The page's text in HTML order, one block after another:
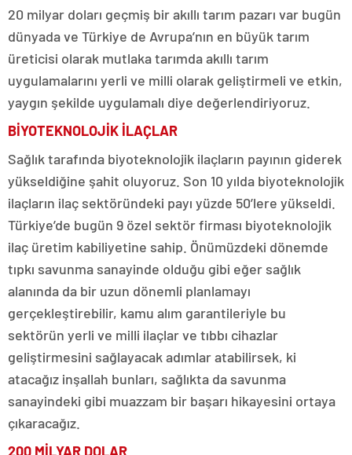
20 milyar doları geçmiş bir akıllı tarım pazarı var bugün
dünyada ve Türkiye de Avrupa’nın en büyük tarım
üreticisi olarak mutlaka tarımda akıllı tarım
uygulamalarını yerli ve milli olarak geliştirmeli ve etkin,
yaygın şekilde uygulamalı diye değerlendiriyoruz.
BİYOTEKNOLOJİK İLAÇLAR
Sağlık tarafında biyoteknolojik ilaçların payının giderek
yükseldiğine şahit oluyoruz. Son 10 yılda biyoteknolojik
ilaçların ilaç sektöründeki payı yüzde 50’lere yükseldi.
Türkiye’de bugün 9 özel sektör firması biyoteknolojik
ilaç üretim kabiliyetine sahip. Önümüzdeki dönemde
tıpkı savunma sanayinde olduğu gibi eğer sağlık
alanında da bir uzun dönemli planlamayı
gerçekleştirebilir, kamu alım garantileriyle bu
sektörün yerli ve milli ilaçlar ve tıbbı cihazlar
geliştirmesini sağlayacak adımlar atabilirsek, ki
atacağız inşallah bunları, sağlıkta da savunma
sanayindeki gibi muazzam bir başarı hikayesini ortaya
çıkaracağız.
200 MİLYAR DOLAR